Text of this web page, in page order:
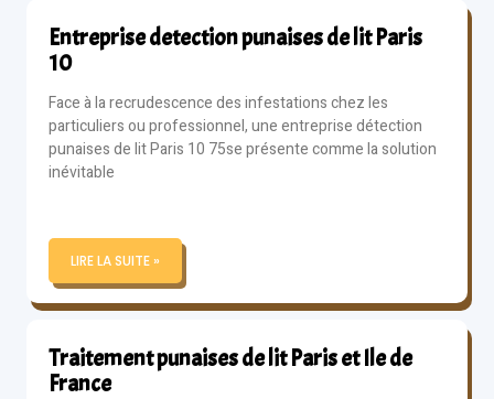
Entreprise detection punaises de lit Paris
10
Face à la recrudescence des infestations chez les
particuliers ou professionnel, une entreprise détection
punaises de lit Paris 10 75se présente comme la solution
inévitable
LIRE LA SUITE »
Traitement punaises de lit Paris et Ile de
France